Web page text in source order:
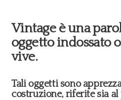
Vintage è una
oggetto indossato
vive.
Tali oggetti sono
costruzione, riferite sia